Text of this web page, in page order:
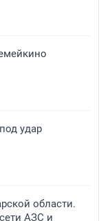
удар
области.
АЗС и